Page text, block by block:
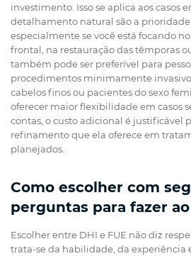
investimento. Isso se aplica aos casos
detalhamento natural são a
especialmente se você está focando
frontal, na restauração das têmporas
também pode ser preferível para
procedimentos minimamente
cabelos finos ou pacientes do sexo
oferecer maior flexibilidade em casos
contas, o custo adicional é justificável
refinamento que ela oferece em
planejados.
Como escolher com
perguntas para fazer
Escolher entre DHI e FUE não diz
trata-se da habilidade, da experiência